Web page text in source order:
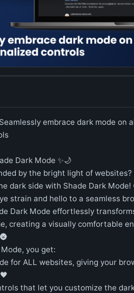
embrace dark mode on
Dark Mode ✨🌙
by the bright light of
dark side with Shade Dark Mode!
strain and hello to a seamless
Dark Mode effortlessly
creating a visually comfortable
you get:
for ALL websites, giving your
that let you customize the